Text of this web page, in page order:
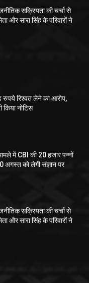
सक्रियता की चर्चा से
और सारा सिंह के परिवारों ने
रुपये रिश्वत लेने का आरोप,
किया नोटिस
में CBI की 20 हजार पन्नों
अगस्त को लेगी संज्ञान पर
सक्रियता की चर्चा से
और सारा सिंह के परिवारों ने